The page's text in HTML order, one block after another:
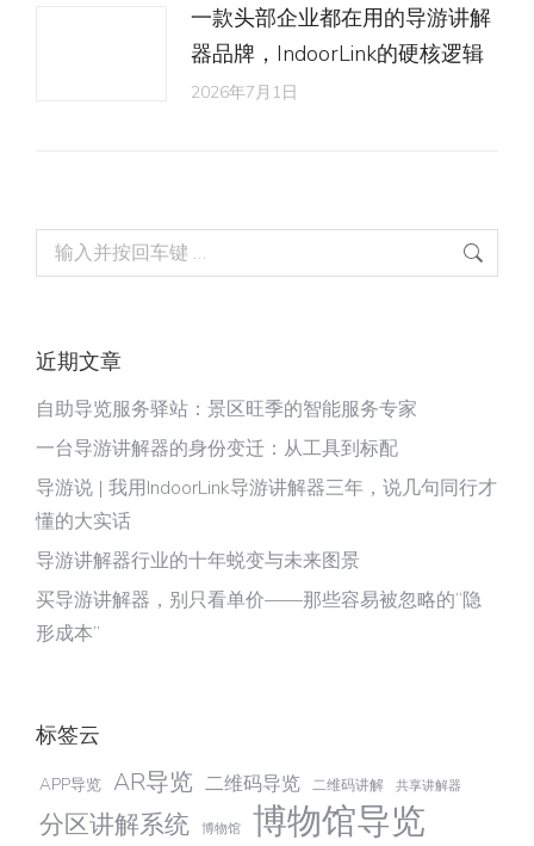
一款头部企业都在用的导游讲解
器品牌，IndoorLink的硬核逻辑
2026年7月1日
Search:
近期文章
自助导览服务驿站：景区旺季的智能服务专家
一台导游讲解器的身份变迁：从工具到标配
导游说 | 我用IndoorLink导游讲解器三年，说几句同行才
懂的大实话
导游讲解器行业的十年蜕变与未来图景
买导游讲解器，别只看单价——那些容易被忽略的“隐
形成本”
标签云
APP导览 AR导览 二维码导览 二维码讲解 共享讲解器
分区讲解系统 博物馆 博物馆导览